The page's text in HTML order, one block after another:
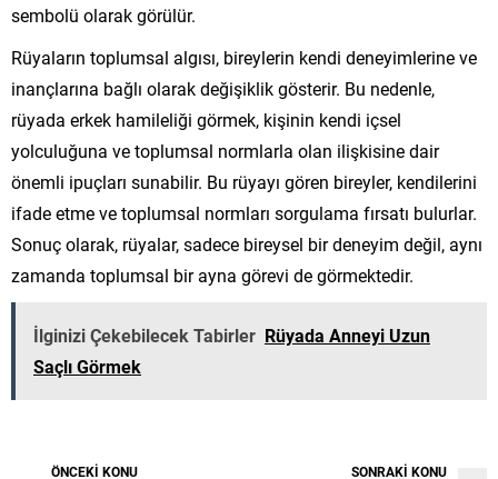
sembolü olarak görülür.
Rüyaların toplumsal algısı, bireylerin kendi deneyimlerine ve
inançlarına bağlı olarak değişiklik gösterir. Bu nedenle,
rüyada erkek hamileliği görmek, kişinin kendi içsel
yolculuğuna ve toplumsal normlarla olan ilişkisine dair
önemli ipuçları sunabilir. Bu rüyayı gören bireyler, kendilerini
ifade etme ve toplumsal normları sorgulama fırsatı bulurlar.
Sonuç olarak, rüyalar, sadece bireysel bir deneyim değil, aynı
zamanda toplumsal bir ayna görevi de görmektedir.
İlginizi Çekebilecek Tabirler Rüyada Anneyi Uzun
Saçlı Görmek
ÖNCEKİ KONU SONRAKİ KONU